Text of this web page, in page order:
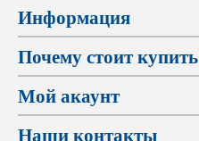
Информация
Почему стоит купить
Мой акаунт
Наши контакты